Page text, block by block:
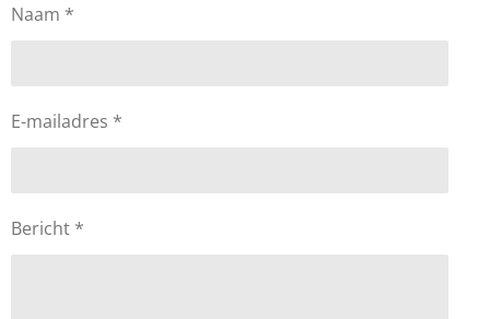
Naam *
E-mailadres *
Bericht *